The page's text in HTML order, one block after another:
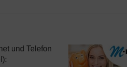
und Telefon